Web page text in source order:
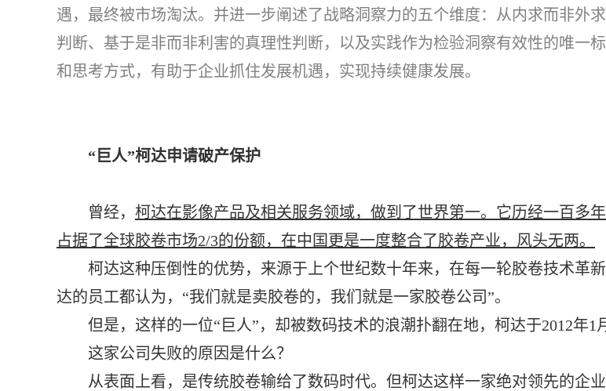
遇，最终被市场淘汰。并进一步阐述了战略洞察力的五个维度：从内求而非外
判断、基于是非而非利害的真理性判断，以及实践作为检验洞察有效性的唯一
和思考方式，有助于企业抓住发展机遇，实现持续健康发展。
“巨人”柯达申请破产保护
曾经， 柯达在影像产品及相关服务领域，做到了世界第一。它历经一百多
占据了全球胶卷市场2/3的份额，在中国更是一度整合了胶卷产业，风头无两。
柯达这种压倒性的优势，来源于上个世纪数十年来，在每一轮胶卷技术革
达的员工都认为，“我们就是卖胶卷的，我们就是一家胶卷公司”。
但是，这样的一位“巨人”，却被数码技术的浪潮扑翻在地，柯达于2012年1
这家公司失败的原因是什么？
从表面上看，是传统胶卷输给了数码时代。但柯达这样一家绝对领先的企业